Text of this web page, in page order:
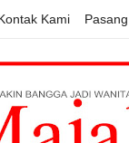
Kami